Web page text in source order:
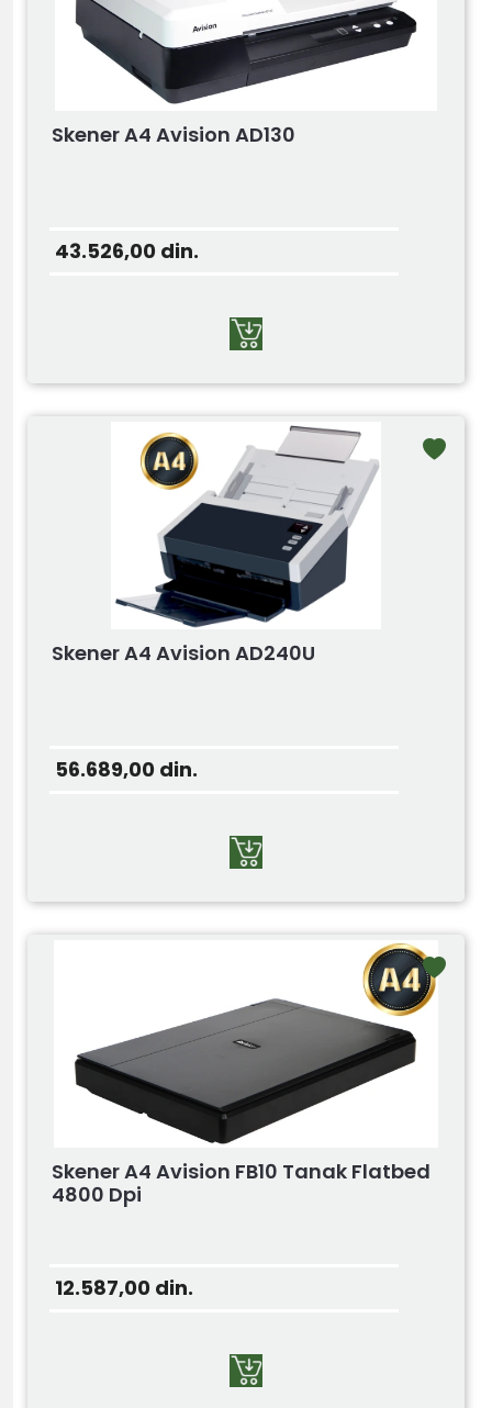
Skener A4 Avision AD130
43.526,00 din.
Skener A4 Avision AD240U
56.689,00 din.
Skener A4 Avision FB10 Tanak Flatbed
4800 Dpi
12.587,00 din.